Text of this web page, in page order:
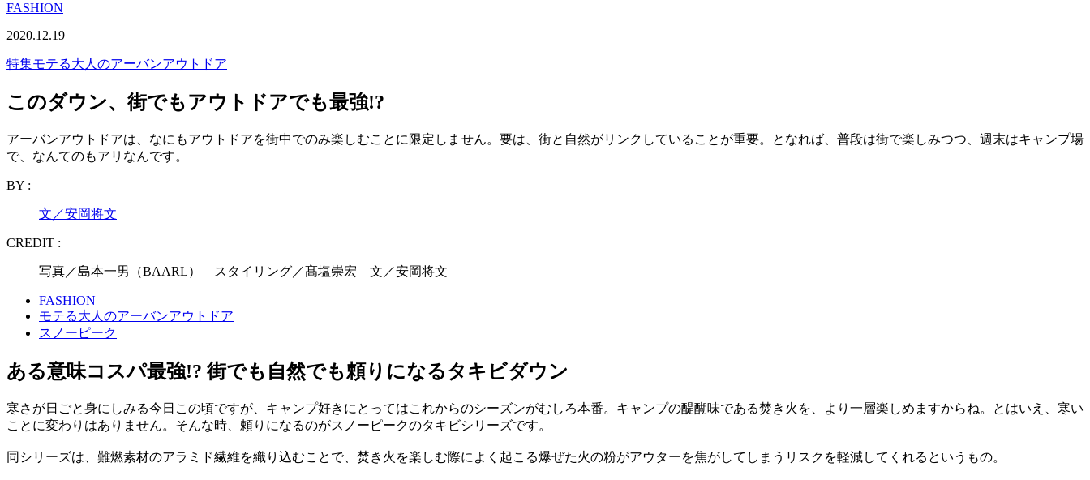
FASHION
2020.12.19
特集モテる大人のアーバンアウトドア
このダウン、街でもアウトドアでも最強!?
アーバンアウトドアは、なにもアウトドアを街中でのみ楽しむことに限定しません。要は、街と自然がリンクしていることが重要。となれば、普段は街で楽しみつつ、週末はキャンプ場
で、なんてのもアリなんです。
BY :
文／安岡将文
CREDIT :
写真／島本一男（BAARL） スタイリング／髙塩崇宏 文／安岡将文
FASHION
モテる大人のアーバンアウトドア
スノーピーク
ある意味コスパ最強!? 街でも自然でも頼りになるタキビダウン
寒さが日ごと身にしみる今日この頃ですが、キャンプ好きにとってはこれからのシーズンがむしろ本番。キャンプの醍醐味である焚き火を、より一層楽しめますからね。とはいえ、寒い
ことに変わりはありません。そんな時、頼りになるのがスノーピークのタキビシリーズです。
同シリーズは、難燃素材のアラミド繊維を織り込むことで、焚き火を楽しむ際によく起こる爆ぜた火の粉がアウターを焦がしてしまうリスクを軽減してくれるというもの。